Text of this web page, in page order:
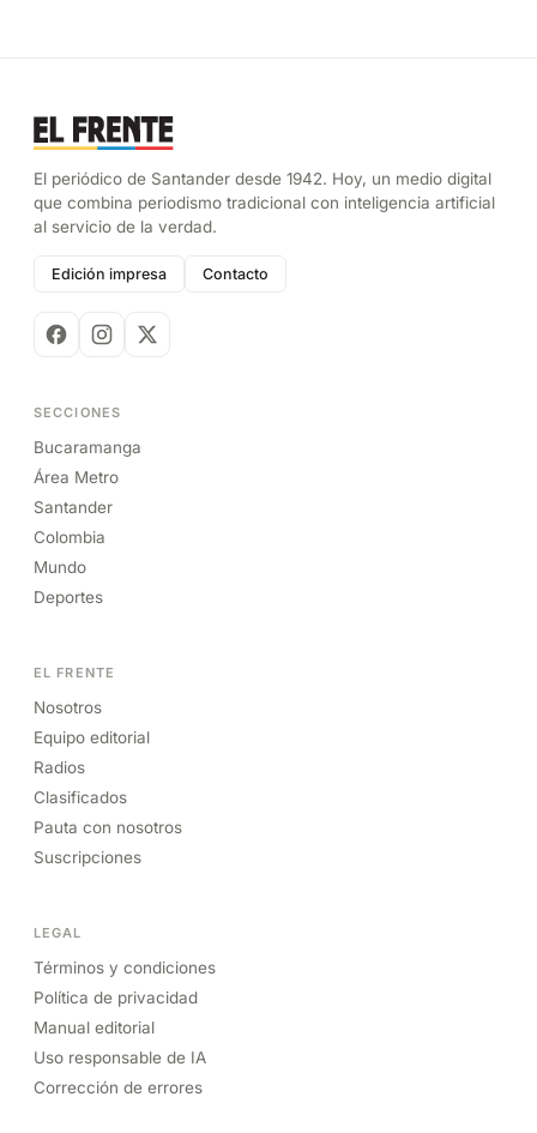
El periódico de Santander desde 1942. Hoy, un medio digital
que combina periodismo tradicional con inteligencia artificial
al servicio de la verdad.
Edición impresa Contacto
SECCIONES
Bucaramanga
Área Metro
Santander
Colombia
Mundo
Deportes
EL FRENTE
Nosotros
Equipo editorial
Radios
Clasificados
Pauta con nosotros
Suscripciones
LEGAL
Términos y condiciones
Política de privacidad
Manual editorial
Uso responsable de IA
Corrección de errores